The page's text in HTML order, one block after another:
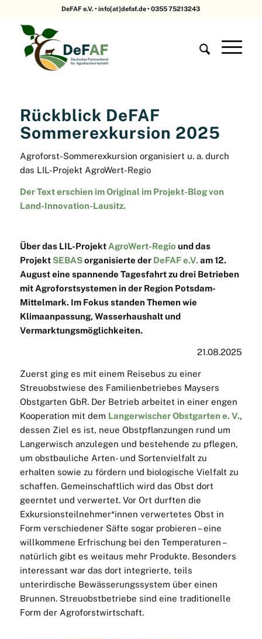
DeFAF e.V. • info[at]defaf.de • 0355 75213243
Rückblick DeFAF
Sommerexkursion 2025
Agroforst-Sommerexkursion organisiert u. a. durch
das LIL-Projekt AgroWert-Regio
Der Text erschien im Original im Projekt-Blog von
Land-Innovation-Lausitz.
Über das LIL-Projekt AgroWert-Regio und das
Projekt SEBASorganisierte der DeFAF e.V. am 12.
August eine spannende Tagesfahrt zu drei Betrieben
mit Agroforstsystemen in der Region Potsdam-
Mittelmark. Im Fokus standen Themen wie
Klimaanpassung, Wasserhaushalt und
Vermarktungsmöglichkeiten.
21.08.2025
Zuerst ging es mit einem Reisebus zu einer
Streuobstwiese des Familienbetriebes Maysers
Obstgarten GbR. Der Betrieb arbeitet in einer engen
Kooperation mit dem Langerwischer Obstgarten e. V.,
dessen Ziel es ist, neue Obstpflanzungen rund um
Langerwisch anzulegen und bestehende zu pflegen,
um obstbauliche Arten- und Sortenvielfalt zu
erhalten sowie zu fördern und biologische Vielfalt zu
schaffen. Gemeinschaftlich wird das Obst dort
geerntet und verwertet. Vor Ort durften die
Exkursionsteilnehmer*innen verwertetes Obst in
Form verschiedener Säfte sogar probieren – eine
willkommene Erfrischung bei den Temperaturen –
natürlich gibt es weitaus mehr Produkte. Besonders
interessant war das dort integrierte, teils
unterirdische Bewässerungssystem über einen
Brunnen. Streuobstbetriebe sind eine traditionelle
Form der Agroforstwirtschaft.